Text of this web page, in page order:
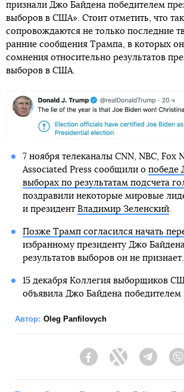
признали Джо Байдена победителем
выборов в США». Стоит отметить, что
сопровождаются не только последние
ранние сообщения Трампа, в которых
сомнения относительно результатов
выборов в США.
7 ноября телеканалы CNN, NBC, Fox
Associated Press сообщили о победе
выборах по результатам подсчета
поздравили некоторые мировые
и президент Владимир Зеленский.
Позже Трамп согласился начать
избранному президенту Джо
результатов выборов он не признает.
15 декабря Коллегия выборщиков
объявила Джо Байдена победителем
Автор: Oleg Panfilovych
FacebookTwitter